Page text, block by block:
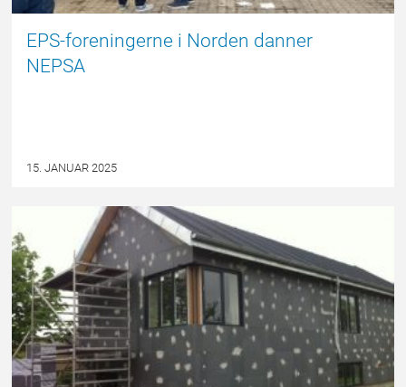
EPS-foreningerne i Norden danner
NEPSA
15. JANUAR 2025